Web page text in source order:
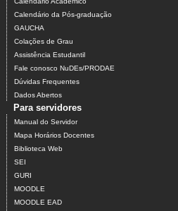
Calendário da Pós-graduação
GAUCHA
Colações de Grau
Assistência Estudantil
Fale conosco NuDEs/PRODAE
Dúvidas Frequentes
Dados Abertos
Para servidores
Manual do Servidor
Mapa Horários Docentes
Biblioteca Web
SEI
GURI
MOODLE
MOODLE EAD